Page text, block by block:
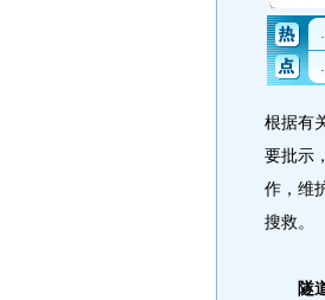
根据有
要批示
作，维
搜救。
隧道